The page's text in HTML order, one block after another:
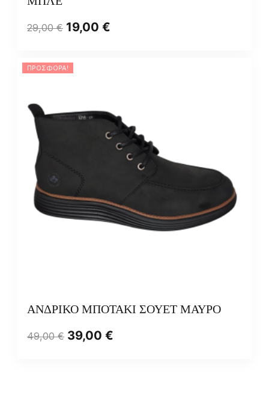
29,00€ 19,00 €
ΠΡΟΣΦΟΡΆ!
ΑΝΔΡΙΚΟ ΜΠΟΤΑΚΙ ΣΟΥΕΤ ΜΑΥΡΟ
49,00€ 39,00 €